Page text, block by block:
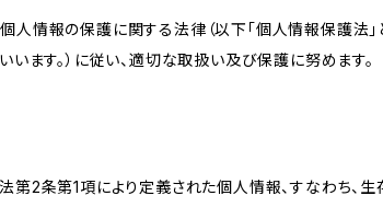
情報の保護に関する法律（以下「個人情報保護法」と
ます。）に従い、適切な取扱い及び保護に努めます。
第2条第1項により定義された個人情報、すなわち、